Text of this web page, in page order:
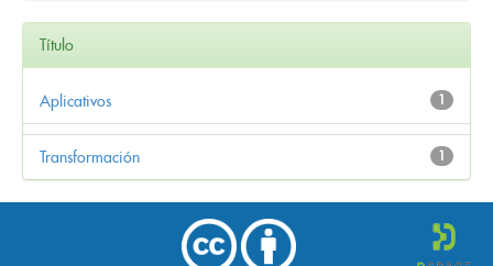
Título
1
Aplicativos
1
Transformación